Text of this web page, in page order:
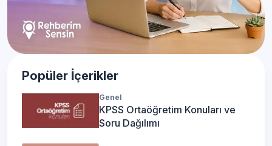
Popüler İçerikler
Genel
KPSS Ortaöğretim Konuları ve
Soru Dağılımı